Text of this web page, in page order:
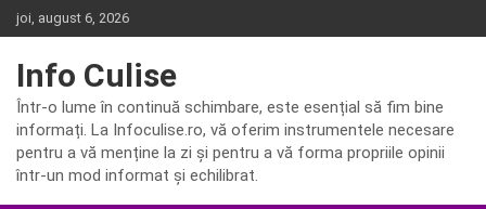
Skip
to
joi, august 6, 2026
Info Culise
Într-o lume în continuă schimbare, este esențial să fim bine
informați. La Infoculise.ro, vă oferim instrumentele necesare
pentru a vă menține la zi și pentru a vă forma propriile opinii
într-un mod informat și echilibrat.